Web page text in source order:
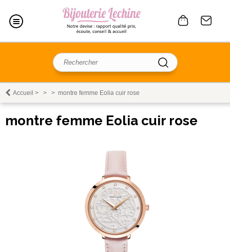
Accueil > > > montre femme Eolia cuir rose
montre femme Eolia cuir rose